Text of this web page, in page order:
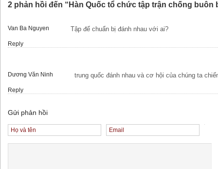
2 phản hồi đến “Hàn Quốc tổ chức tập trận chống buôn
Van Ba Nguyen Tập để chuẩn bị đánh nhau với ai?
Reply
Dương Văn Ninh trung quốc đánh nhau và cơ hội của chúng ta
Reply
Gửi phản hồi